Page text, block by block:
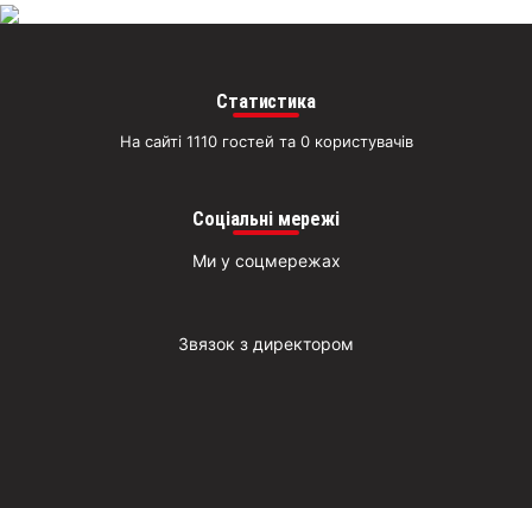
Статистика
На сайті 1110 гостей та 0 користувачів
Соціальні мережі
Ми у соцмережах
Звязок з директором